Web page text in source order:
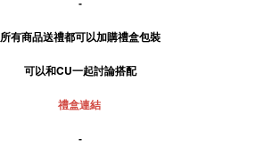
-
所有商品送禮都可以加購禮盒包裝
可以和CU一起討論搭配
禮盒連結
-